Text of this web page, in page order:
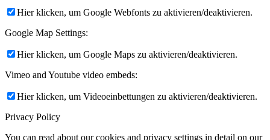
Hier klicken, um Google Webfonts zu aktivieren/deaktivieren.
Google Map Settings:
Hier klicken, um Google Maps zu aktivieren/deaktivieren.
Vimeo and Youtube video embeds:
Hier klicken, um Videoeinbettungen zu aktivieren/deaktivieren.
Privacy Policy
You can read about our cookies and privacy settings in detail on our